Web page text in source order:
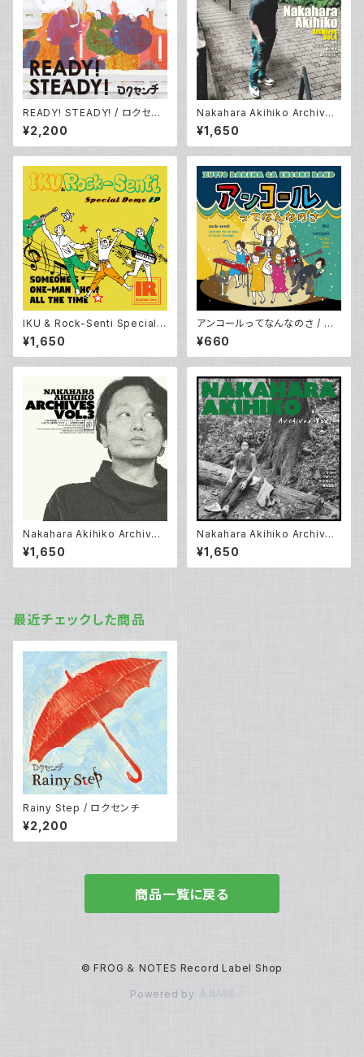
READY! STEADY! / ロクセン
チ
¥2,200
Nakahara Akihiko Archives
Vol.4 / 中原明彦（from ロクセ
ンチ）
¥1,650
IKU & Rock-Senti Special
Demo EP / IKU & ロクセンチ
¥1,650
アンコールってなんなのさ / ず
っと誰かがアンコールBAND（ロ
クセンチ , IKU , can/goo）
¥660
Nakahara Akihiko Archives
Vol.3 / 中原明彦（from ロクセ
ンチ）
¥1,650
Nakahara Akihiko Archives
Vol.2 / 中原明彦（from ロクセ
ンチ）
¥1,650
最近チェックした商品
Rainy Step / ロクセンチ
¥2,200
商品一覧に戻る
© FROG ＆ NOTES Record Label Shop
Powered by